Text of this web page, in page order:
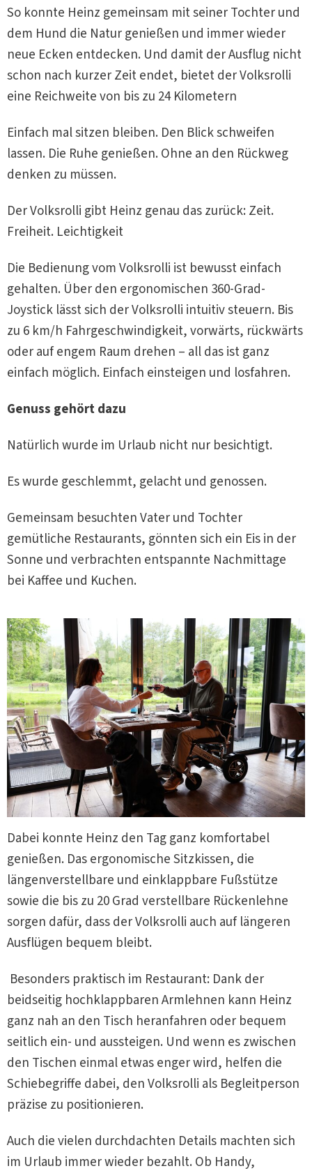
So konnte Heinz gemeinsam mit seiner Tochter und
dem Hund die Natur genießen und immer wieder
neue Ecken entdecken. Und damit der Ausflug nicht
schon nach kurzer Zeit endet, bietet der Volksrolli
eine Reichweite von bis zu 24 Kilometern
Einfach mal sitzen bleiben. Den Blick schweifen
lassen. Die Ruhe genießen. Ohne an den Rückweg
denken zu müssen.
Der Volksrolli gibt Heinz genau das zurück: Zeit.
Freiheit. Leichtigkeit
Die Bedienung vom Volksrolli ist bewusst einfach
gehalten. Über den ergonomischen 360-Grad-
Joystick lässt sich der Volksrolli intuitiv steuern. Bis
zu 6 km/h Fahrgeschwindigkeit, vorwärts, rückwärts
oder auf engem Raum drehen – all das ist ganz
einfach möglich. Einfach einsteigen und losfahren.
Genuss gehört dazu
Natürlich wurde im Urlaub nicht nur besichtigt.
Es wurde geschlemmt, gelacht und genossen.
Gemeinsam besuchten Vater und Tochter
gemütliche Restaurants, gönnten sich ein Eis in der
Sonne und verbrachten entspannte Nachmittage
bei Kaffee und Kuchen.
Dabei konnte Heinz den Tag ganz komfortabel
genießen. Das ergonomische Sitzkissen, die
längenverstellbare und einklappbare Fußstütze
sowie die bis zu 20 Grad verstellbare Rückenlehne
sorgen dafür, dass der Volksrolli auch auf längeren
Ausflügen bequem bleibt.
Besonders praktisch im Restaurant: Dank der
beidseitig hochklappbaren Armlehnen kann Heinz
ganz nah an den Tisch heranfahren oder bequem
seitlich ein- und aussteigen. Und wenn es zwischen
den Tischen einmal etwas enger wird, helfen die
Schiebegriffe dabei, den Volksrolli als Begleitperson
präzise zu positionieren.
Auch die vielen durchdachten Details machten sich
im Urlaub immer wieder bezahlt. Ob Handy,